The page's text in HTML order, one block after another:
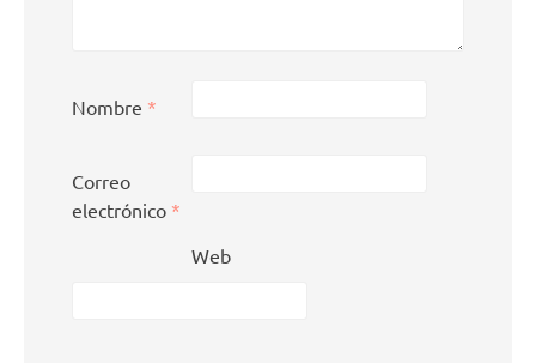
Nombre *
Correo
electrónico *
Web